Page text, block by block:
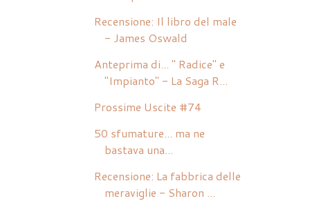
Recensione: Il libro del male
- James Oswald
Anteprima di... " Radice" e
"Impianto" - La Saga R...
Prossime Uscite #74
50 sfumature... ma ne
bastava una...
Recensione: La fabbrica delle
meraviglie - Sharon ...